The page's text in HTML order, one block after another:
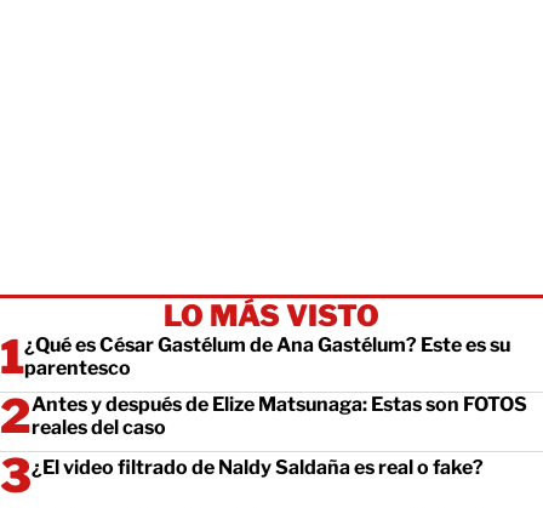
LO MÁS VISTO
¿Qué es César Gastélum de Ana Gastélum? Este es su
parentesco
Antes y después de Elize Matsunaga: Estas son FOTOS
reales del caso
¿El video filtrado de Naldy Saldaña es real o fake?